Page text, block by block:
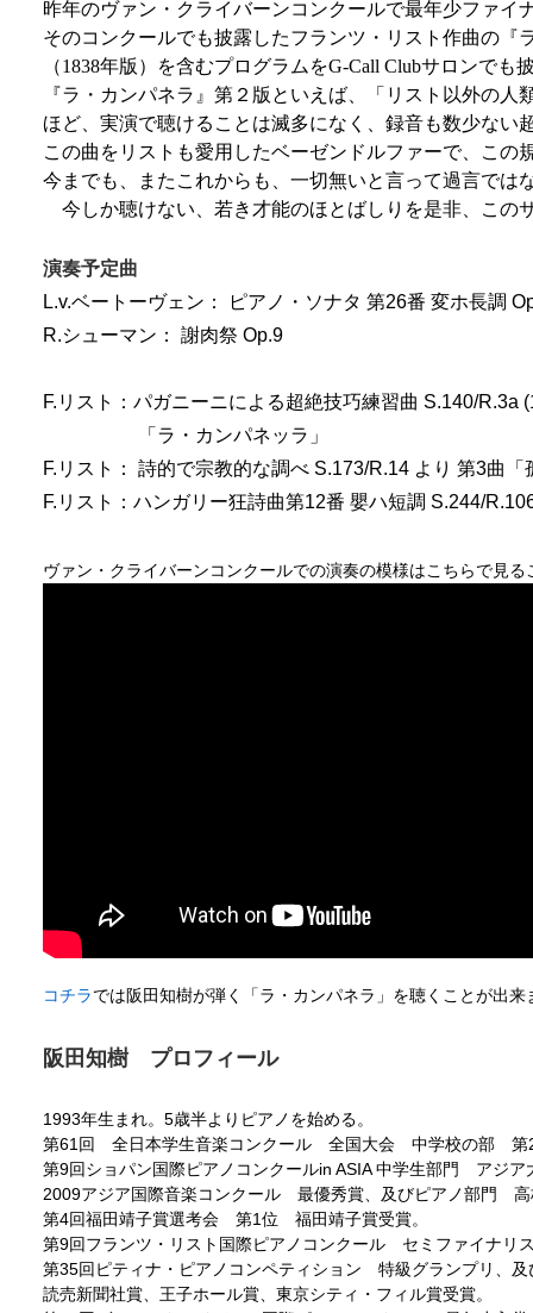
昨年のヴァン・クライバーンコンクールで最年少ファイ
そのコンクールでも披露したフランツ・リスト作曲の『
（1838年版）を含むプログラムをG-Call Clubサロンでも
『ラ・カンパネラ』第２版といえば、「リスト以外の
ほど、実演で聴けることは滅多になく、録音も数少ない
この曲をリストも愛用したベーゼンドルファーで、この
今までも、またこれからも、一切無いと言って過言では
今しか聴けない、若き才能のほとばしりを是非、この
演奏予定曲
L.v.ベートーヴェン： ピアノ・ソナタ 第26番 変ホ長調
R.シューマン： 謝肉祭 Op.9
F.リスト：パガニーニによる超絶技巧練習曲 S.140/R.3a
「ラ・カンパネッラ」
F.リスト： 詩的で宗教的な調べ S.173/R.14 より 第3曲
F.リスト：ハンガリー狂詩曲第12番 嬰ハ短調 S.244/
ヴァン・クライバーンコンクールでの演奏の模様はこちらで見る
コチラ では阪田知樹が弾く「ラ・カンパネラ」を聴くことが出来
阪田知樹 プロフィール
1993年生まれ。5歳半よりピアノを始める。
第61回 全日本学生音楽コンクール 全国大会 中学校の部 第
第9回ショパン国際ピアノコンクールin ASIA 中学生部門 アジ
2009アジア国際音楽コンクール 最優秀賞、及びピアノ部門
第4回福田靖子賞選考会 第1位 福田靖子賞受賞。
第9回フランツ・リスト国際ピアノコンクール セミファイナリ
第35回ピティナ・ピアノコンペティション 特級グランプリ、
読売新聞社賞、王子ホール賞、東京シティ・フィル賞受賞。